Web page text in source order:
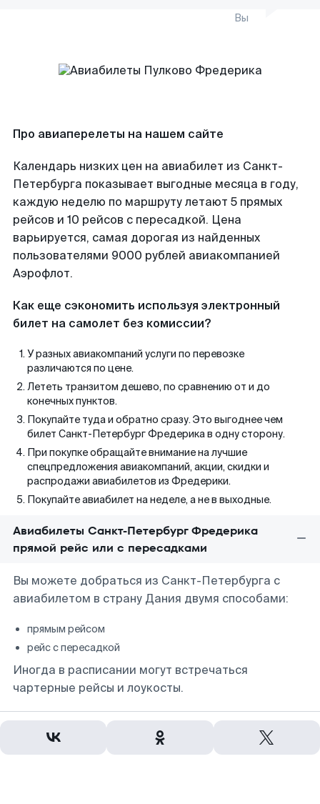
Вы
Про авиаперелеты на нашем сайте
Календарь низких цен на авиабилет из Санкт-
Петербурга показывает выгодные месяца в году,
каждую неделю по маршруту летают 5 прямых
рейсов и 10 рейсов с пересадкой. Цена
варьируется, самая дорогая из найденных
пользователями 9000 рублей авиакомпанией
Аэрофлот.
Как еще сэкономить используя электронный
билет на самолет без комиссии?
У разных авиакомпаний услуги по перевозке
различаются по цене.
Лететь транзитом дешево, по сравнению от и до
конечных пунктов.
Покупайте туда и обратно сразу. Это выгоднее чем
билет Санкт-Петербург Фредерика в одну сторону.
При покупке обращайте внимание на лучшие
спецпредложения авиакомпаний, акции, скидки и
распродажи авиабилетов из Фредерики.
Покупайте авиабилет на неделе, а не в выходные.
Авиабилеты Санкт-Петербург Фредерика
прямой рейс или с пересадками
Вы можете добраться из Санкт-Петербурга с
авиабилетом в страну Дания двумя способами:
прямым рейсом
рейс с пересадкой
Иногда в расписании могут встречаться
чартерные рейсы и лоукосты.